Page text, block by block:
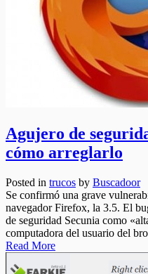
Agujero de
cómo arreglarlo
Posted in trucos by Buscadoor
Se confirmó una grave
navegador Firefox, la 3.5. El
de seguridad Secunia como
computadora del usuario del
Read More